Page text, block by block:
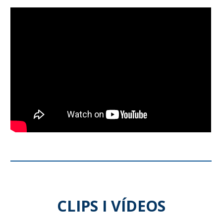
CLIPS I VÍDEOS